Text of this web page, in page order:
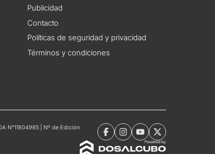
Publicidad
Contacto
Políticas de seguridad y privacidad
Términos y condiciones
N°11804985 | Nº de Edición